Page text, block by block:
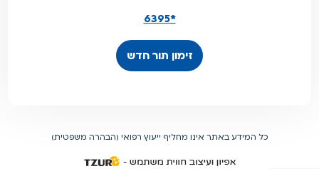
*6395
זימון תור חדש
כל המידע באתר אינו מחליף ייעוץ רפואי (הבהרה משפטית)